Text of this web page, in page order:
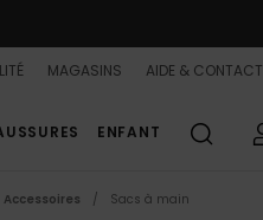
MAGASINS AIDE & CONTACT
ENFANT
Accessoires Sacs à main